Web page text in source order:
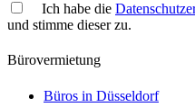
Ich habe die
und stimme dieser zu.
Bürovermietung
Büros in Düsseldorf